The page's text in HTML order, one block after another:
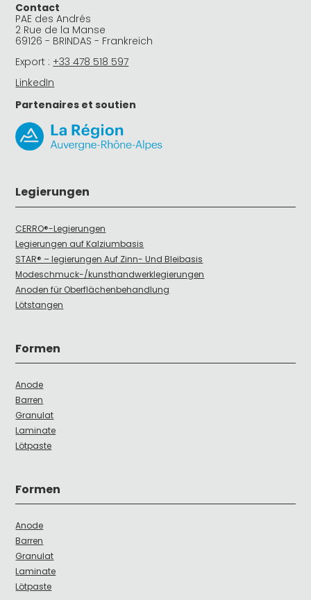
Contact
PAE des Andrés
2 Rue de la Manse
69126 - BRINDAS - Frankreich
Export : +33 478 518 597
LinkedIn
Partenaires et soutien
Legierungen
CERRO®-Legierungen
Legierungen auf Kalziumbasis
STAR® – legierungen Auf Zinn- Und Bleibasis
Modeschmuck-/kunsthandwerklegierungen
Anoden für Oberflächenbehandlung
Lötstangen
Formen
Anode
Barren
Granulat
Laminate
Lötpaste
Formen
Anode
Barren
Granulat
Laminate
Lötpaste